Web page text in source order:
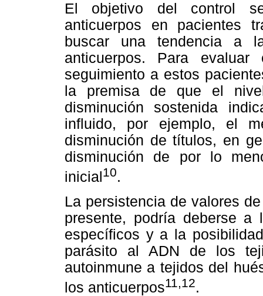
El objetivo del control
anticuerpos en pacientes
buscar una tendencia a
anticuerpos. Para
seguimiento a estos
la premisa de que el
disminución sostenida
influido, por ejemplo, el
disminución de títulos, en
disminución de por lo
inicial 10.
La persistencia de valores
presente, podría deberse a
específicos y a la
parásito al ADN de los
autoinmune a tejidos del
los anticuerpos11,12.